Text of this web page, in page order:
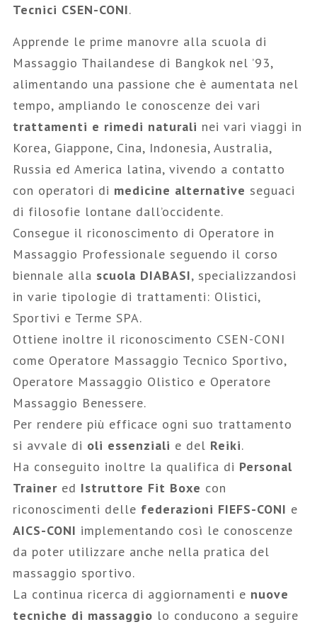
Tecnici CSEN-CONI.
Apprende le prime manovre alla scuola di
Massaggio Thailandese di Bangkok nel ’93,
alimentando una passione che è aumentata nel
tempo, ampliando le conoscenze dei vari
trattamenti e rimedi naturali nei vari viaggi in
Korea, Giappone, Cina, Indonesia, Australia,
Russia ed America latina, vivendo a contatto
con operatori di medicine alternative seguaci
di filosofie lontane dall’occidente.
Consegue il riconoscimento di Operatore in
Massaggio Professionale seguendo il corso
biennale alla scuola DIABASI, specializzandosi
in varie tipologie di trattamenti: Olistici,
Sportivi e Terme SPA.
Ottiene inoltre il riconoscimento CSEN-CONI
come Operatore Massaggio Tecnico Sportivo,
Operatore Massaggio Olistico e Operatore
Massaggio Benessere.
Per rendere più efficace ogni suo trattamento
si avvale di oli essenziali e del Reiki.
Ha conseguito inoltre la qualifica di Personal
Trainer ed Istruttore Fit Boxe con
riconoscimenti delle federazioni FIEFS-CONI e
AICS-CONI implementando così le conoscenze
da poter utilizzare anche nella pratica del
massaggio sportivo.
La continua ricerca di aggiornamenti e nuove
tecniche di massaggio lo conducono a seguire